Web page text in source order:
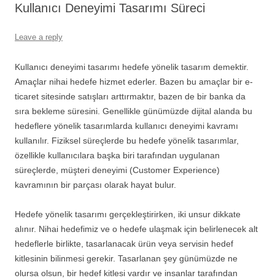
Kullanıcı Deneyimi Tasarımı Süreci
Leave a reply
Kullanıcı deneyimi tasarımı hedefe yönelik tasarım demektir.
Amaçlar nihai hedefe hizmet ederler. Bazen bu amaçlar bir e-
ticaret sitesinde satışları arttırmaktır, bazen de bir banka da
sıra bekleme süresini. Genellikle günümüzde dijital alanda bu
hedeflere yönelik tasarımlarda kullanıcı deneyimi kavramı
kullanılır. Fiziksel süreçlerde bu hedefe yönelik tasarımlar,
özellikle kullanıcılara başka biri tarafından uygulanan
süreçlerde, müşteri deneyimi (Customer Experience)
kavramının bir parçası olarak hayat bulur.
Hedefe yönelik tasarımı gerçekleştirirken, iki unsur dikkate
alınır. Nihai hedefimiz ve o hedefe ulaşmak için belirlenecek alt
hedeflerle birlikte, tasarlanacak ürün veya servisin hedef
kitlesinin bilinmesi gerekir. Tasarlanan şey günümüzde ne
olursa olsun, bir hedef kitlesi vardır ve insanlar tarafından